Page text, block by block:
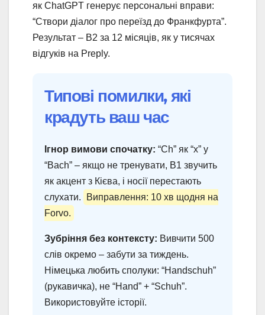
як ChatGPT генерує персональні вправи:
“Створи діалог про переїзд до Франкфурта”.
Результат – B2 за 12 місяців, як у тисячах
відгуків на Preply.
Типові помилки, які
крадуть ваш час
Ігнор вимови спочатку: “Ch” як “х” у
“Bach” – якщо не тренувати, B1 звучить
як акцент з Кієва, і носії перестають
слухати.
Виправлення: 10 хв щодня на
Forvo.
Зубріння без контексту: Вивчити 500
слів окремо – забути за тиждень.
Німецька любить сполуки: “Handschuh”
(рукавичка), не “Hand” + “Schuh”.
Використовуйте історії.